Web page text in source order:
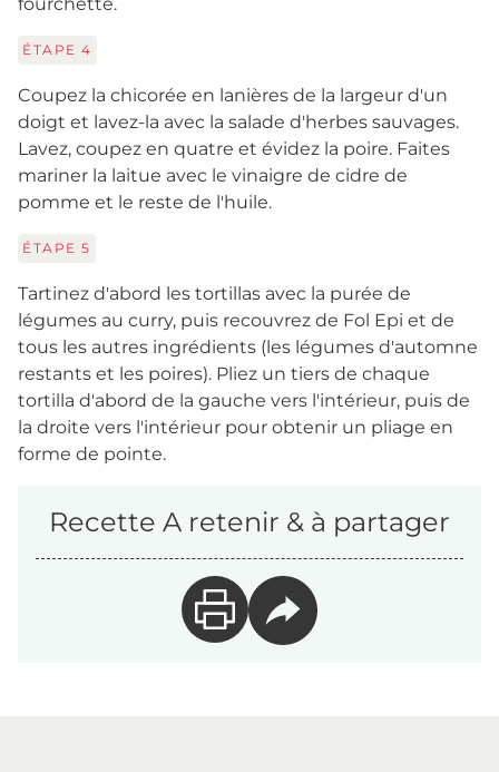
ÉTAPE 4
Coupez la chicorée en lanières de la largeur d'un
doigt et lavez-la avec la salade d'herbes sauvages.
Lavez, coupez en quatre et évidez la poire. Faites
mariner la laitue avec le vinaigre de cidre de
pomme et le reste de l'huile.
ÉTAPE 5
Tartinez d'abord les tortillas avec la purée de
légumes au curry, puis recouvrez de Fol Epi et de
tous les autres ingrédients (les légumes d'automne
restants et les poires). Pliez un tiers de chaque
tortilla d'abord de la gauche vers l'intérieur, puis de
la droite vers l'intérieur pour obtenir un pliage en
forme de pointe.
Recette A retenir & à partager